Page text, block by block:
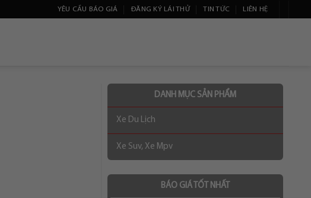
YÊU CẦU BÁO GIÁ ĐĂNG KÝ LÁI THỬ TIN TỨC LIÊN HỆ
DANH MỤC SẢN PHẨM
Xe Du Lịch
Xe Suv, Xe Mpv
BÁO GIÁ TỐT NHẤT